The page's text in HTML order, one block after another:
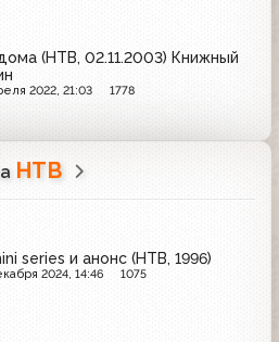
(НТВ, 02.11.2003) Книжный
2022, 21:03 1778
НТВ
series и анонс (НТВ, 1996)
2024, 14:46 1075